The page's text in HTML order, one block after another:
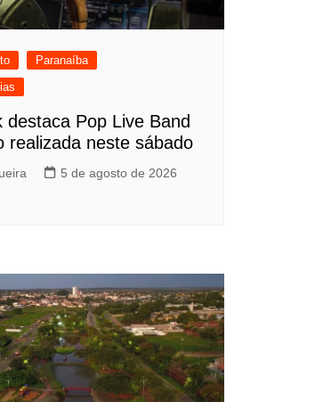
Paranaíba
destaca Pop Live Band
realizada neste sábado
5 de agosto de 2026